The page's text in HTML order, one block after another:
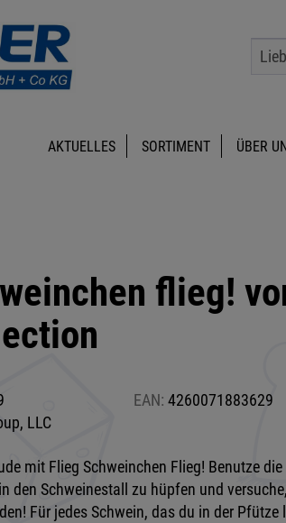
AKTUELLES SORTIMENT ÜBER
flieg!
EAN: 4260071883629
LLC
mit Flieg Schweinchen Flieg! Benutze
den Schweinestall zu hüpfen und
Für jedes Schwein, das du in der Pfütze